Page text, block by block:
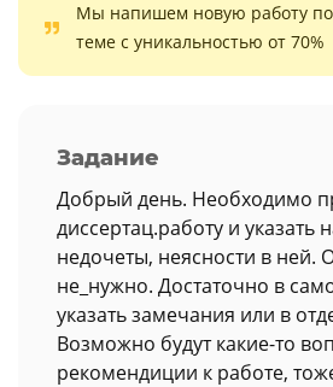
Мы напишем новую работу по
теме с уникальностью от 70%
Задание
Добрый день. Необходимо
диссертац.работу и указать
недочеты, неясности в ней.
не_нужно. Достаточно в
указать замечания или в
Возможно будут какие-то
рекомендиции к работе,